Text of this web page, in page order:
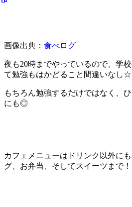
画像出典： 食べログ
夜も20時までやっているので、学
て勉強もはかどること間違いなし☆
もちろん勉強するだけではなく、
にも◎
カフェメニューはドリンク以外に
グ、お弁当、そしてスイーツまで！